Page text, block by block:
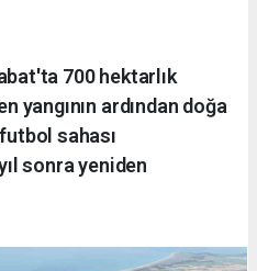
700 hektarlık
yangının ardından doğa
sahası
sonra yeniden